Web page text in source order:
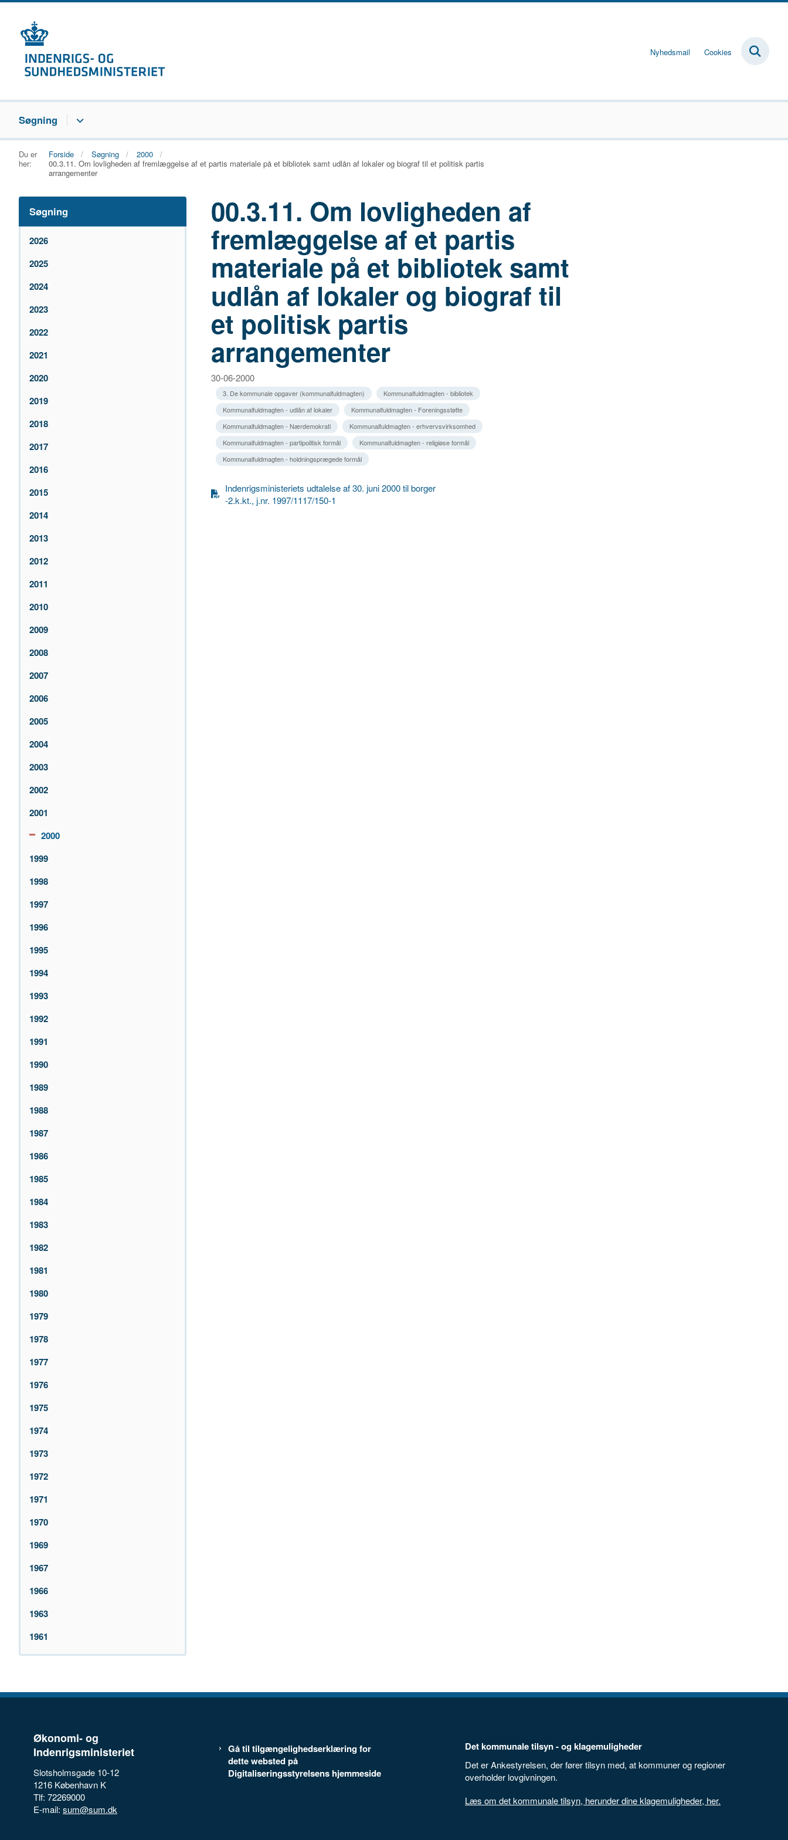
Nyhedsmail Cookies
Søgning
Du er
her:
Forside Søgning
2000
00.3.11. Om lovligheden af fremlæggelse af et partis materiale på et bibliotek samt udlån af lokaler og biograf til et politisk partis
arrangementer
Søgning
2026
2025
2024
2023
2022
2021
2020
2019
2018
2017
2016
2015
2014
2013
2012
2011
2010
2009
2008
2007
2006
2005
2004
2003
2002
2001
2000
1999
1998
1997
1996
1995
1994
1993
1992
1991
1990
1989
1988
1987
1986
1985
1984
1983
1982
1981
1980
1979
1978
1977
1976
1975
1974
1973
1972
1971
1970
1969
1967
1966
1963
1961
00.3.11. Om lovligheden af
fremlæggelse af et partis
materiale på et bibliotek samt
udlån af lokaler og biograf til
et politisk partis
arrangementer
30-06-2000
3. De kommunale opgaver (kommunalfuldmagten)
Kommunalfuldmagten - bibliotek
Kommunalfuldmagten - udlån af lokaler
Kommunalfuldmagten - Foreningsstøtte
Kommunalfuldmagten - Nærdemokrati
Kommunalfuldmagten - erhvervsvirksomhed
Kommunalfuldmagten - partipolitisk formål
Kommunalfuldmagten - religiøse formål
Kommunalfuldmagten - holdningsprægede formål
Indenrigsministeriets udtalelse af 30. juni 2000 til borger
-2.k.kt., j.nr. 1997/1117/150-1
Økonomi- og
Indenrigsministeriet
Slotsholmsgade 10-12
1216 København K
Tlf: 72269000
E-mail: sum@sum.dk
Gå til tilgængelighedserklæring for
dette websted på
Digitaliseringsstyrelsens hjemmeside
Det kommunale tilsyn - og klagemuligheder
Det er Ankestyrelsen, der fører tilsyn med, at kommuner og regioner
overholder lovgivningen.
Læs om det kommunale tilsyn, herunder dine klagemuligheder, her.